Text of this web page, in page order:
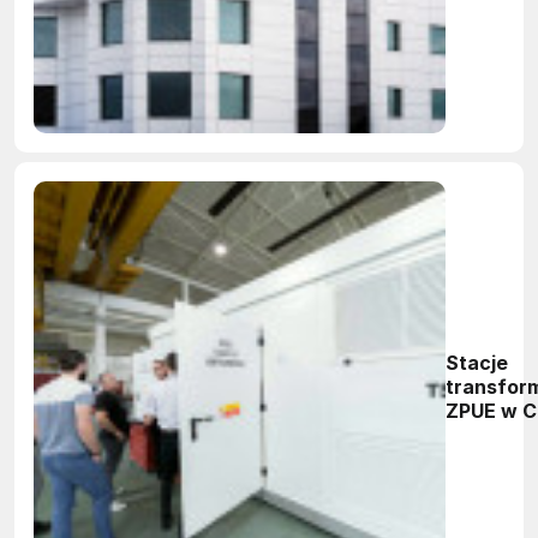
Stacje
ZPUE w